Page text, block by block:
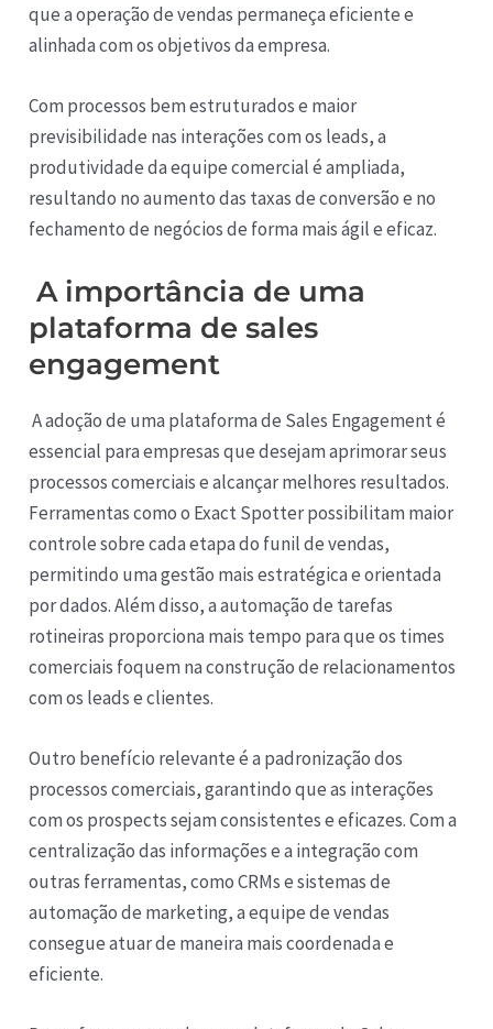
que a operação de vendas permaneça eficiente e
alinhada com os objetivos da empresa.
Com processos bem estruturados e maior
previsibilidade nas interações com os leads, a
produtividade da equipe comercial é ampliada,
resultando no aumento das taxas de conversão e no
fechamento de negócios de forma mais ágil e eficaz.
A importância de uma
plataforma de sales
engagement
A adoção de uma plataforma de Sales Engagement é
essencial para empresas que desejam aprimorar seus
processos comerciais e alcançar melhores resultados.
Ferramentas como o Exact Spotter possibilitam maior
controle sobre cada etapa do funil de vendas,
permitindo uma gestão mais estratégica e orientada
por dados. Além disso, a automação de tarefas
rotineiras proporciona mais tempo para que os times
comerciais foquem na construção de relacionamentos
com os leads e clientes.
Outro benefício relevante é a padronização dos
processos comerciais, garantindo que as interações
com os prospects sejam consistentes e eficazes. Com a
centralização das informações e a integração com
outras ferramentas, como CRMs e sistemas de
automação de marketing, a equipe de vendas
consegue atuar de maneira mais coordenada e
eficiente.